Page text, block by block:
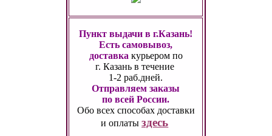
Пункт выдачи в г.Казань!
Есть самовывоз,
доставка курьером по
г. Казань в течение
1-2 раб.дней.
Отправляем заказы
по всей России.
Обо всех способах доставки
и оплатыздесь